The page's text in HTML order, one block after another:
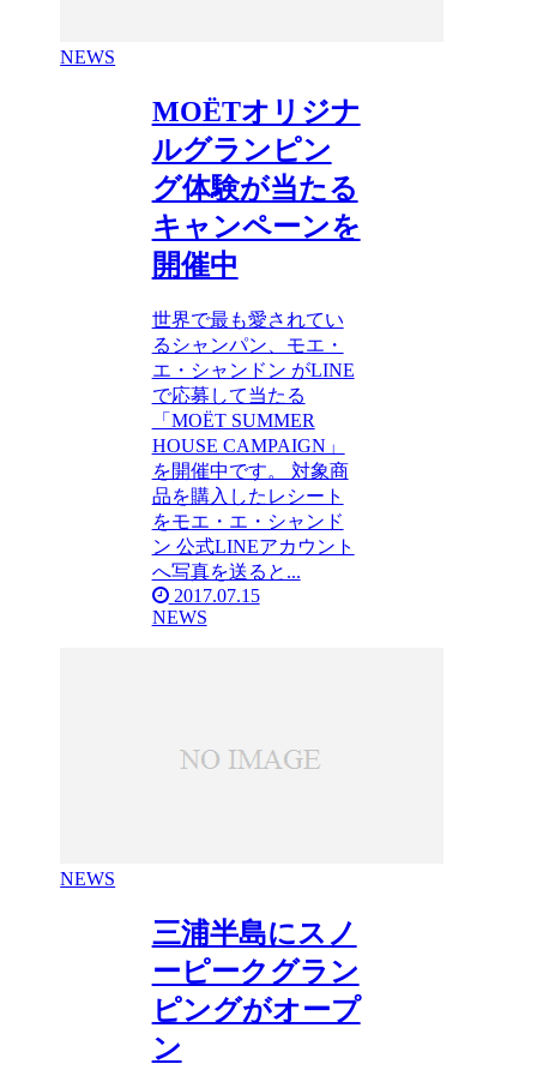
NEWS
MOËTオリジナ
ルグランピン
グ体験が当たる
キャンペーンを
開催中
世界で最も愛されてい
るシャンパン、モエ・
エ・シャンドン がLINE
で応募して当たる
「MOËT SUMMER
HOUSE CAMPAIGN」
を開催中です。 対象商
品を購入したレシート
をモエ・エ・シャンド
ン 公式LINEアカウント
へ写真を送ると...
2017.07.15
NEWS
NEWS
三浦半島にスノ
ーピークグラン
ピングがオープ
ン